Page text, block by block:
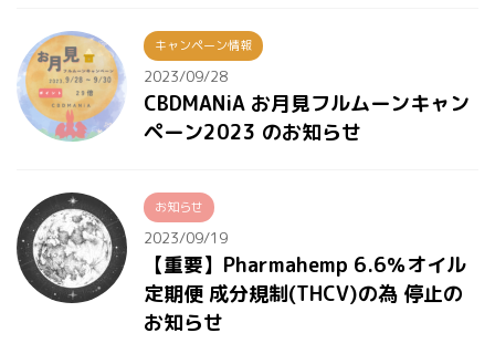
キャンペーン情報
2023/09/28
CBDMANiA お月見フルムーンキャン
ペーン2023 のお知らせ
お知らせ
2023/09/19
【重要】Pharmahemp 6.6％オイル
定期便 成分規制(THCV)の為 停止の
お知らせ